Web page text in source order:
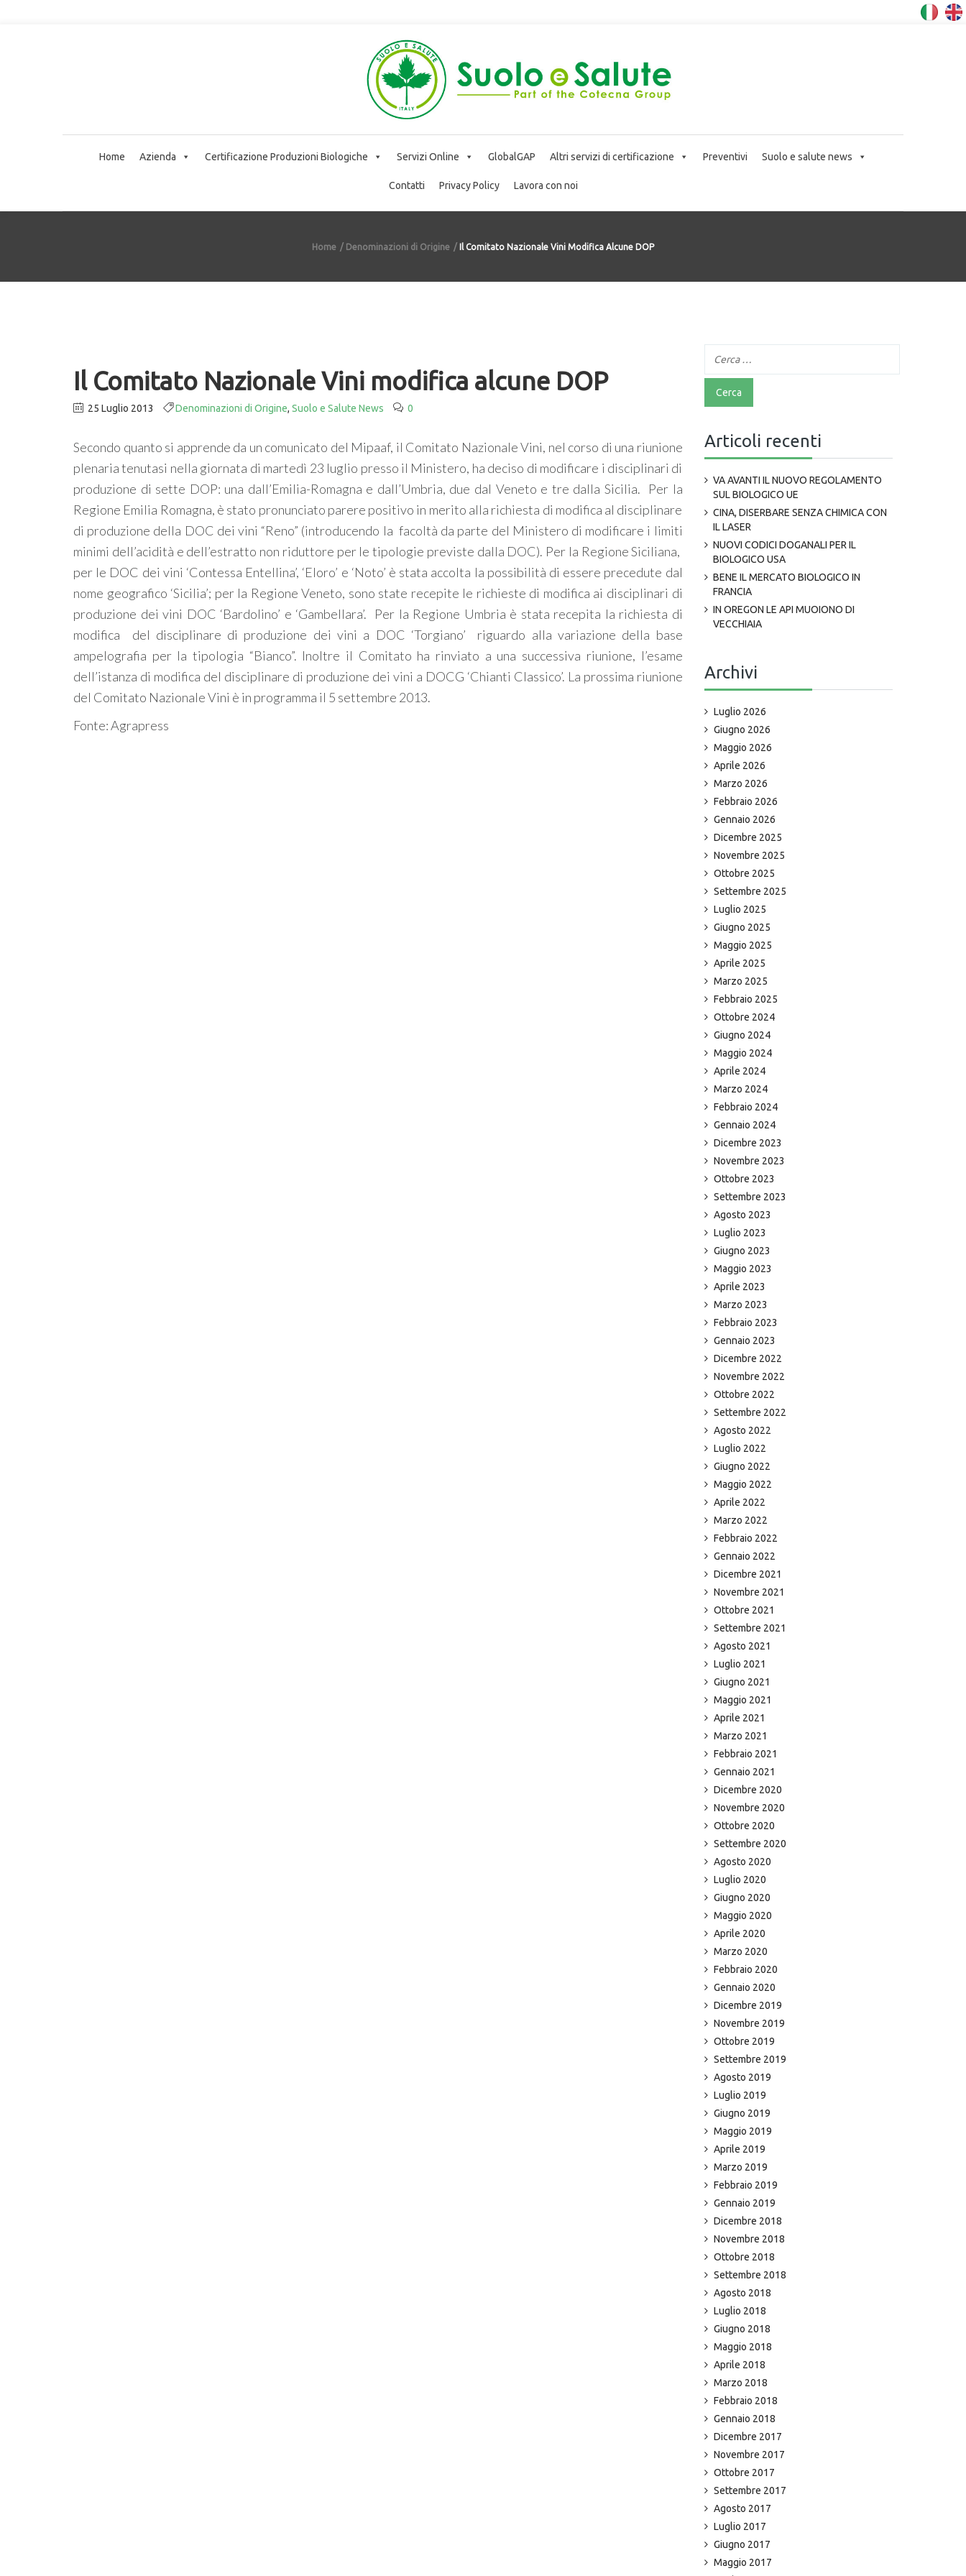
Home Azienda Certificazione Produzioni Biologiche Servizi Online GlobalGAP Altri servizi di certificazione Preventivi Suolo e salute news
Contatti Privacy Policy Lavora con noi
Home Denominazioni di Origine Il Comitato Nazionale Vini Modifica Alcune DOP
Il Comitato Nazionale Vini modifica alcune DOP
25 Luglio 2013 Denominazioni di Origine, Suolo e Salute News 0
Secondo quanto si apprende da un comunicato del Mipaaf, il Comitato Nazionale Vini, nel corso di una riunione
plenaria tenutasi nella giornata di martedì 23 luglio presso il Ministero, ha deciso di modificare i disciplinari di
produzione di sette DOP: una dall’Emilia-Romagna e dall’Umbria, due dal Veneto e tre dalla Sicilia. Per la
Regione Emilia Romagna, è stato pronunciato parere positivo in merito alla richiesta di modifica al disciplinare
di produzione della DOC dei vini “Reno” (introducendo la facoltà da parte del Ministero di modificare i limiti
minimi dell’acidità e dell’estratto non riduttore per le tipologie previste dalla DOC). Per la Regione Siciliana,
per le DOC dei vini ‘Contessa Entellina’, ‘Eloro’ e ‘Noto’ è stata accolta la possibilità di essere precedute dal
nome geografico ‘Sicilia’; per la Regione Veneto, sono state recepite le richieste di modifica ai disciplinari di
produzione dei vini DOC ‘Bardolino’ e ‘Gambellara’. Per la Regione Umbria è stata recepita la richiesta di
modifica del disciplinare di produzione dei vini a DOC ‘Torgiano’ riguardo alla variazione della base
ampelografia per la tipologia “Bianco”. Inoltre il Comitato ha rinviato a una successiva riunione, l’esame
dell’istanza di modifica del disciplinare di produzione dei vini a DOCG ‘Chianti Classico’. La prossima riunione
del Comitato Nazionale Vini è in programma il 5 settembre 2013.
Fonte: Agrapress
Articoli recenti
VA AVANTI IL NUOVO REGOLAMENTO
SUL BIOLOGICO UE
CINA, DISERBARE SENZA CHIMICA CON
IL LASER
NUOVI CODICI DOGANALI PER IL
BIOLOGICO USA
BENE IL MERCATO BIOLOGICO IN
FRANCIA
IN OREGON LE API MUOIONO DI
VECCHIAIA
Archivi
Luglio 2026
Giugno 2026
Maggio 2026
Aprile 2026
Marzo 2026
Febbraio 2026
Gennaio 2026
Dicembre 2025
Novembre 2025
Ottobre 2025
Settembre 2025
Luglio 2025
Giugno 2025
Maggio 2025
Aprile 2025
Marzo 2025
Febbraio 2025
Ottobre 2024
Giugno 2024
Maggio 2024
Aprile 2024
Marzo 2024
Febbraio 2024
Gennaio 2024
Dicembre 2023
Novembre 2023
Ottobre 2023
Settembre 2023
Agosto 2023
Luglio 2023
Giugno 2023
Maggio 2023
Aprile 2023
Marzo 2023
Febbraio 2023
Gennaio 2023
Dicembre 2022
Novembre 2022
Ottobre 2022
Settembre 2022
Agosto 2022
Luglio 2022
Giugno 2022
Maggio 2022
Aprile 2022
Marzo 2022
Febbraio 2022
Gennaio 2022
Dicembre 2021
Novembre 2021
Ottobre 2021
Settembre 2021
Agosto 2021
Luglio 2021
Giugno 2021
Maggio 2021
Aprile 2021
Marzo 2021
Febbraio 2021
Gennaio 2021
Dicembre 2020
Novembre 2020
Ottobre 2020
Settembre 2020
Agosto 2020
Luglio 2020
Giugno 2020
Maggio 2020
Aprile 2020
Marzo 2020
Febbraio 2020
Gennaio 2020
Dicembre 2019
Novembre 2019
Ottobre 2019
Settembre 2019
Agosto 2019
Luglio 2019
Giugno 2019
Maggio 2019
Aprile 2019
Marzo 2019
Febbraio 2019
Gennaio 2019
Dicembre 2018
Novembre 2018
Ottobre 2018
Settembre 2018
Agosto 2018
Luglio 2018
Giugno 2018
Maggio 2018
Aprile 2018
Marzo 2018
Febbraio 2018
Gennaio 2018
Dicembre 2017
Novembre 2017
Ottobre 2017
Settembre 2017
Agosto 2017
Luglio 2017
Giugno 2017
Maggio 2017